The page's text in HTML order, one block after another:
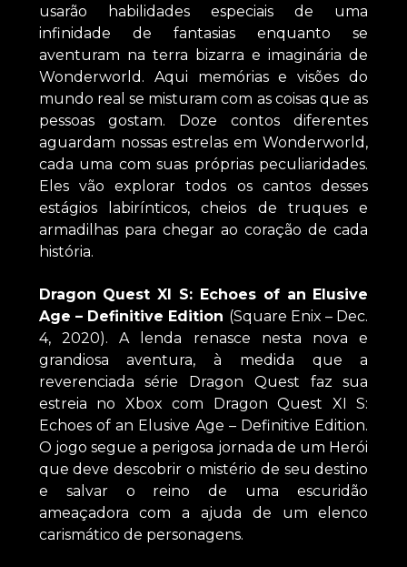
usarão habilidades especiais de uma
infinidade de fantasias enquanto se
aventuram na terra bizarra e imaginária de
Wonderworld. Aqui memórias e visões do
mundo real se misturam com as coisas que as
pessoas gostam. Doze contos diferentes
aguardam nossas estrelas em Wonderworld,
cada uma com suas próprias peculiaridades.
Eles vão explorar todos os cantos desses
estágios labirínticos, cheios de truques e
armadilhas para chegar ao coração de cada
história.
Dragon Quest XI S: Echoes of an Elusive
Age – Definitive Edition (Square Enix – Dec.
4, 2020). A lenda renasce nesta nova e
grandiosa aventura, à medida que a
reverenciada série Dragon Quest faz sua
estreia no Xbox com Dragon Quest XI S:
Echoes of an Elusive Age – Definitive Edition.
O jogo segue a perigosa jornada de um Herói
que deve descobrir o mistério de seu destino
e salvar o reino de uma escuridão
ameaçadora com a ajuda de um elenco
carismático de personagens.